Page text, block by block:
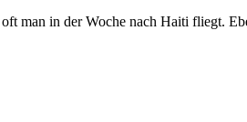
man in der Woche nach Haiti fliegt.